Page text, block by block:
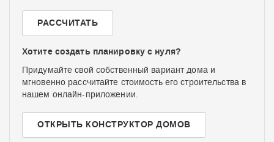
РАССЧИТАТЬ
Хотите создать планировку с нуля?
Придумайте свой собственный вариант дома и
мгновенно рассчитайте стоимость его строительства в
нашем онлайн-приложении.
ОТКРЫТЬ КОНСТРУКТОР ДОМОВ